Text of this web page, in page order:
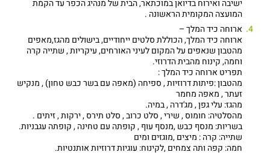
ישיבה ואירוח בדיואן במוכתאר, הבית של מנהיג הכפר עד הקמת
המועצה המקומית הראשונה .
ארוחה כיד המלך –
ארוחה כיד המלך, הכוללת סלטים ייחודיים, בישולים מהגז,מאפים
מהטבון שנאפים על המקום לעיני האורחים, עיקריות , שתייה קרה
וחמה, קינוח מהבית הדרוזי.
תפריט ארוחה כיד המלך :
מהטבון :פיתות דרוזיות , ספיחה (מאפה עם בשר כבש טחון) , מנקיש
זעתר , מאפה מחמר
מהגז: עלי גפן , מג'דרה , במיה.
מהסלטיה: חומוס , שירי , סלט כרוב , סלט תירס , ירקות , זיתים .
בשריות: מנסף כבש ,מנסף עוף , קופתה עם טחינה , קופתה עגבניות.
שתייה: קרה : מיצים ,מוגזים ומים
חמה: קפה ותה צמחים ,לקינוח: עוגיות דרוזיות אותנטיות.